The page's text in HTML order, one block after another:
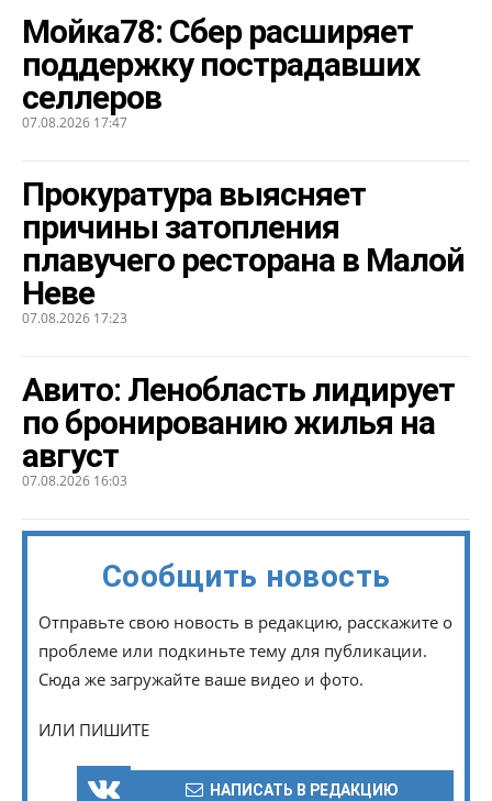
Мойка78: Сбер расширяет
поддержку пострадавших
селлеров
07.08.2026 17:47
Прокуратура выясняет
причины затопления
плавучего ресторана в Малой
Неве
07.08.2026 17:23
Авито: Ленобласть лидирует
по бронированию жилья на
август
07.08.2026 16:03
Сообщить новость
Отправьте свою новость в редакцию, расскажите о
проблеме или подкиньте тему для публикации.
Сюда же загружайте ваше видео и фото.
ИЛИ ПИШИТЕ
НАПИСАТЬ В РЕДАКЦИЮ